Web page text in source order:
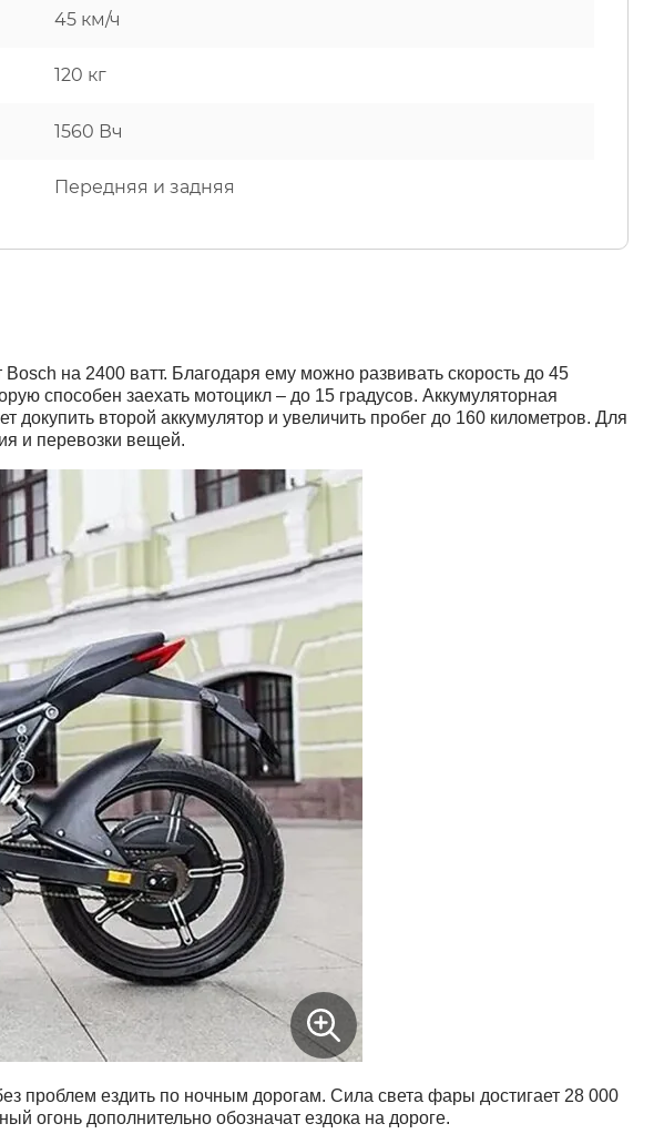
45 км/ч
120 кг
1560 Вч
Передняя и задняя
на 2400 ватт. Благодаря ему можно развивать скорость до 45
способен заехать мотоцикл – до 15 градусов. Аккумуляторная
второй аккумулятор и увеличить пробег до 160 километров. Для
и перевозки вещей.
проблем ездить по ночным дорогам. Сила света фары достигает 28 000
огонь дополнительно обозначат ездока на дороге.